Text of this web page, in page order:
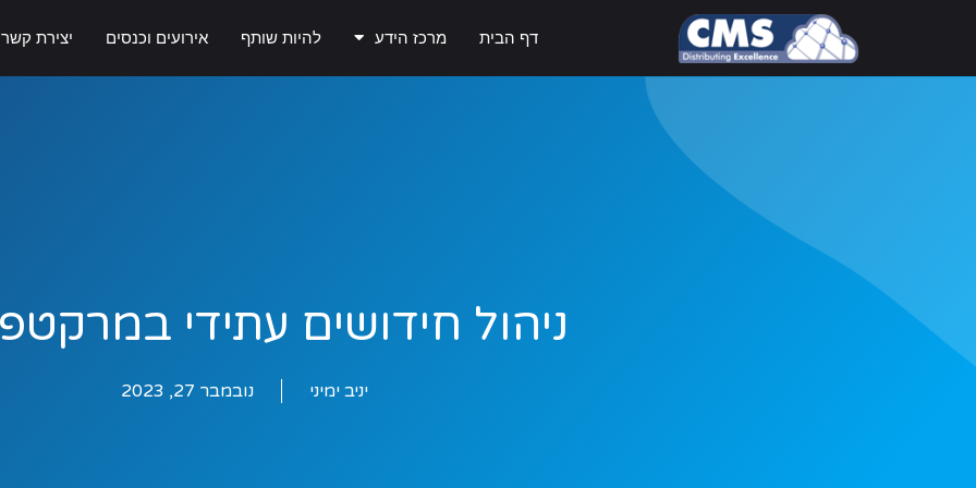
דף הבית מרכז הידע להיות שותף אירועים וכנסים יצירת קשר
ניהול חידושים עתידי
יניב ימיני נובמבר 27, 2023